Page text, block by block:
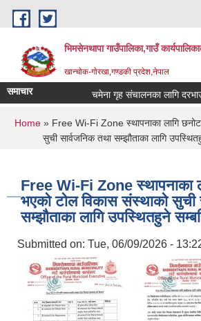
Skip to main content
भिमसेनथापा गाउँपालिका,गाउँ
खान्चोक-गाेरखा,गण्डकी प्रदेश,नेपाल
समाचार चमेना गृह संचालनका लागि दरभाउ
You are here
Home » Free Wi-Fi Zone स्थापनाका लागि
सुची सार्वजनिक तथा सम्झौताका लागि
Free Wi-Fi Zone स्थापनाका
भएको टोल विकास संस्थाको सुची
सम्झौताका लागि उपस्थितहुने
Submitted on: Tue, 06/09/2026 -